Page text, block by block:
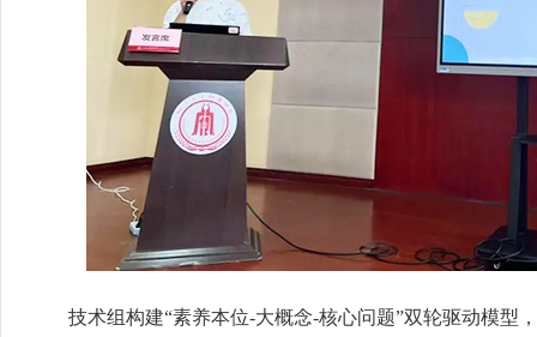
技术组构建“素养本位-大概念-核心问题”双轮驱动模型